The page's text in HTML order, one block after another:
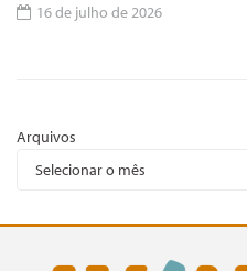
16 de julho de 2026
Arquivos